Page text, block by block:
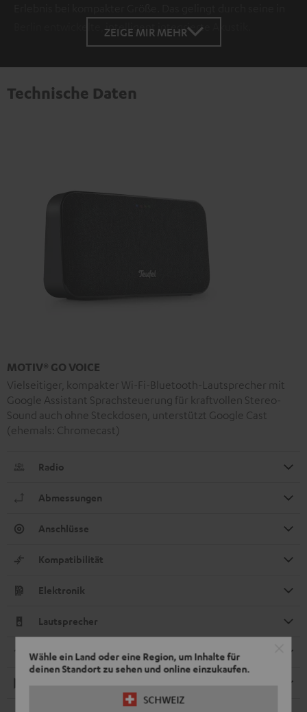
Wähle ein Land oder eine Region, um Inhalte für
deinen Standort zu sehen und online einzukaufen.
SCHWEIZ
Berlin entwickelte, intelligent integrierte Akustik.
ZEIGE MIR MEHR
Technische Daten
MOTIV® GO VOICE
Vielseitiger, kompakter Wi-Fi-Bluetooth-Lautsprecher mit
Google Assistant Sprachsteuerung für kraftvollen Stereo-
Sound auch ohne Steckdosen, unterstützt Google Cast
(ehemals: Chromecast)
Radio
Abmessungen
Anschlüsse
Kompatibilität
Elektronik
Lautsprecher
Streaming-Dienste